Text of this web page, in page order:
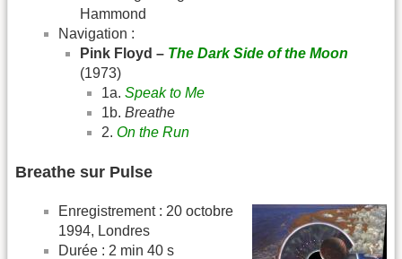
Hammond
Navigation :
Pink Floyd – The Dark Side of the Moon
(1973)
1a. Speak to Me
1b. Breathe
2. On the Run
Breathe sur Pulse
Enregistrement : 20 octobre
1994, Londres
Durée : 2 min 40 s